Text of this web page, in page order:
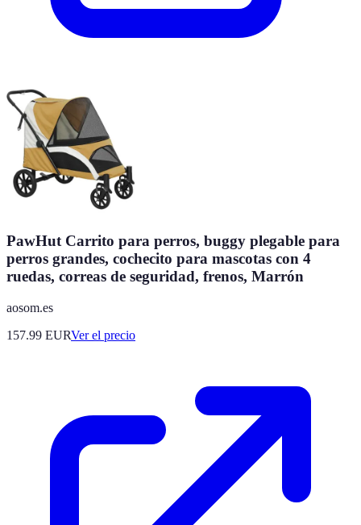
PawHut Carrito para perros, buggy plegable para
perros grandes, cochecito para mascotas con 4
ruedas, correas de seguridad, frenos, Marrón
aosom.es
157.99 EURVer el precio